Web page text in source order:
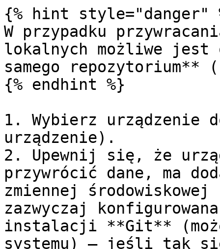
{% hint style="danger"
W przypadku
lokalnych możliwe jest
samego repozytorium**
{% endhint %}
1. Wybierz urządzenie
urządzenie).
2. Upewnij się, że
przywrócić dane, ma
zmiennej
zazwyczaj
instalacji **Git**
systemu) — jeśli tak